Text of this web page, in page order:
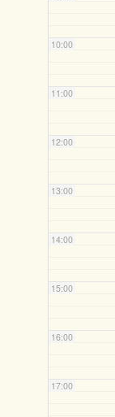
10:00
11:00
12:00
13:00
14:00
15:00
16:00
17:00